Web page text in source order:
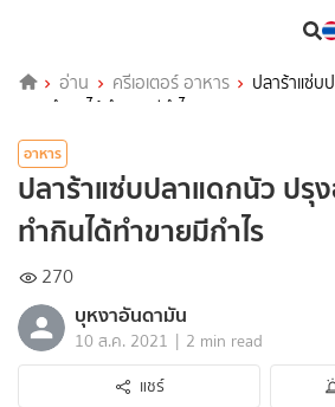
อ่าน ครีเอเตอร์ อาหาร
ปลาร้าแซ่บ
เมนู ทำกินได้ทำขายมีกำไร
อาหาร
ปลาร้าแซ่บปลาแดกนัว ปรุ
ทำกินได้ทำขายมีกำไร
270
บุหงาอันดามัน
10 ส.ค. 2021 | 2 min read
แชร์